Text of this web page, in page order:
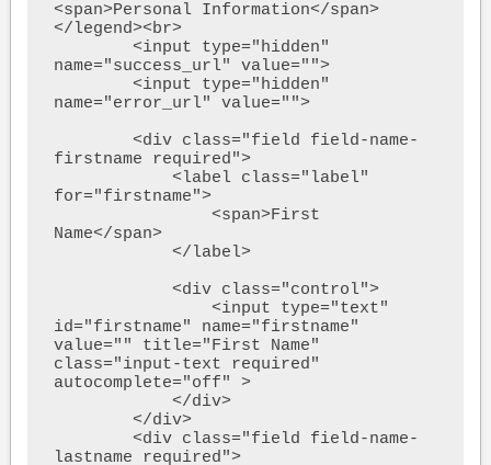
<span>Personal Information</span>
</legend><br>
name="success_url" value="">
name="error_url" value="">
firstname required">
for="firstname">
Name</span>
id="firstname" name="firstname"
value="" title="First Name"
class="input-text required"
autocomplete="off" >
lastname required">